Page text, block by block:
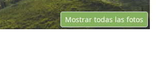
Mostrar todas las fotos